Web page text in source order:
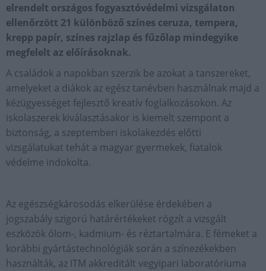
elrendelt országos fogyasztóvédelmi vizsgálaton
ellenőrzött 21 különböző színes ceruza, tempera,
krepp papír, színes rajzlap és fűzőlap mindegyike
megfelelt az előírásoknak.
A családok a napokban szerzik be azokat a tanszereket,
amelyeket a diákok az egész tanévben használnak majd a
kézügyességet fejlesztő kreatív foglalkozásokon. Az
iskolaszerek kiválasztásakor is kiemelt szempont a
biztonság, a szeptemberi iskolakezdés előtti
vizsgálatukat tehát a magyar gyermekek, fiatalok
védelme indokolta.
Az egészségkárosodás elkerülése érdekében a
jogszabály szigorú határértékeket rögzít a vizsgált
eszközök ólom-, kadmium- és réztartalmára. E fémeket a
korábbi gyártástechnológiák során a színezékekben
használták, az ITM akkreditált vegyipari laboratóriuma